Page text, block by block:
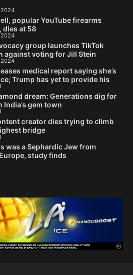
2024
popular YouTube firearms
dies at 58
2024
group launches TikTok
against voting for Jill Stein
2024
medical report saying she’s
Trump has yet to provide his
dream: Generations dig for
India’s gem town
creator dies trying to climb
bridge
was a Sephardic Jew from
study finds